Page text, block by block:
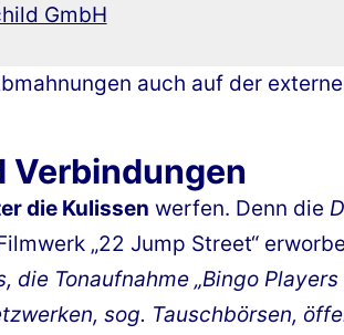
GmbH
auch auf der
Verbindungen
die Kulissen werfen. Denn die
„22 Jump Street“
Tonaufnahme „Bingo
sog. Tauschbörsen,